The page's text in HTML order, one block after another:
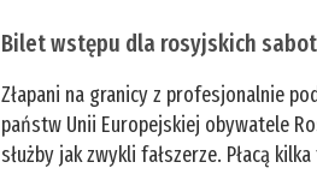
Bilet wstępu dla rosyjskich
Złapani na granicy z profesjonalnie
państw Unii Europejskiej obywatele
służby jak zwykli fałszerze. Płacą